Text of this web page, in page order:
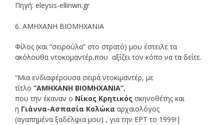
Πηγή: eleysis-ellinwn.gr
6. ΑΜΗΧΑΝΗ ΒΙΟΜΗΧΑΝΙΑ
Φίλος (και “σειρούλα” στο στρατό) μου έστειλε τα
ακόλουθα ντοκομαντέρ,που αξίζει τον κόπο να τα δείτε.
“Μια ενδιαφέρουσα σειρά ντοκιμαντέρ, με
τίτλο ”ΑΜΗΧΑΝΗ ΒΙΟΜΗΧΑΝΙΑ”,
που την έκαναν o Νίκος Κρητικός σκηνοθέτης και
η Γιάννα-Ασπασία Κολώκα αρχαιολόγος
(αγαπημένα ξαδέλφια μου) , για την ΕΡΤ το 1999!|